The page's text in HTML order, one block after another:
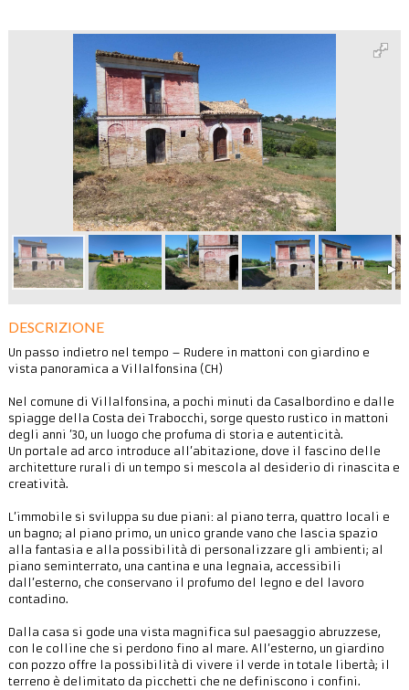
DESCRIZIONE
Un passo indietro nel tempo – Rudere in mattoni con giardino e
vista panoramica a Villalfonsina (CH)
Nel comune di Villalfonsina, a pochi minuti da Casalbordino e dalle
spiagge della Costa dei Trabocchi, sorge questo rustico in mattoni
degli anni ’30, un luogo che profuma di storia e autenticità.
Un portale ad arco introduce all’abitazione, dove il fascino delle
architetture rurali di un tempo si mescola al desiderio di rinascita e
creatività.
L’immobile si sviluppa su due piani: al piano terra, quattro locali e
un bagno; al piano primo, un unico grande vano che lascia spazio
alla fantasia e alla possibilità di personalizzare gli ambienti; al
piano seminterrato, una cantina e una legnaia, accessibili
dall’esterno, che conservano il profumo del legno e del lavoro
contadino.
Dalla casa si gode una vista magnifica sul paesaggio abruzzese,
con le colline che si perdono fino al mare. All’esterno, un giardino
con pozzo offre la possibilità di vivere il verde in totale libertà; il
terreno è delimitato da picchetti che ne definiscono i confini.